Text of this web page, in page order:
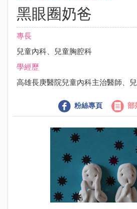
黑眼圈奶爸
專長
兒童內科、兒童胸腔科
學經歷
高雄長庚醫院兒童內科主治醫師、
粉絲專頁 部